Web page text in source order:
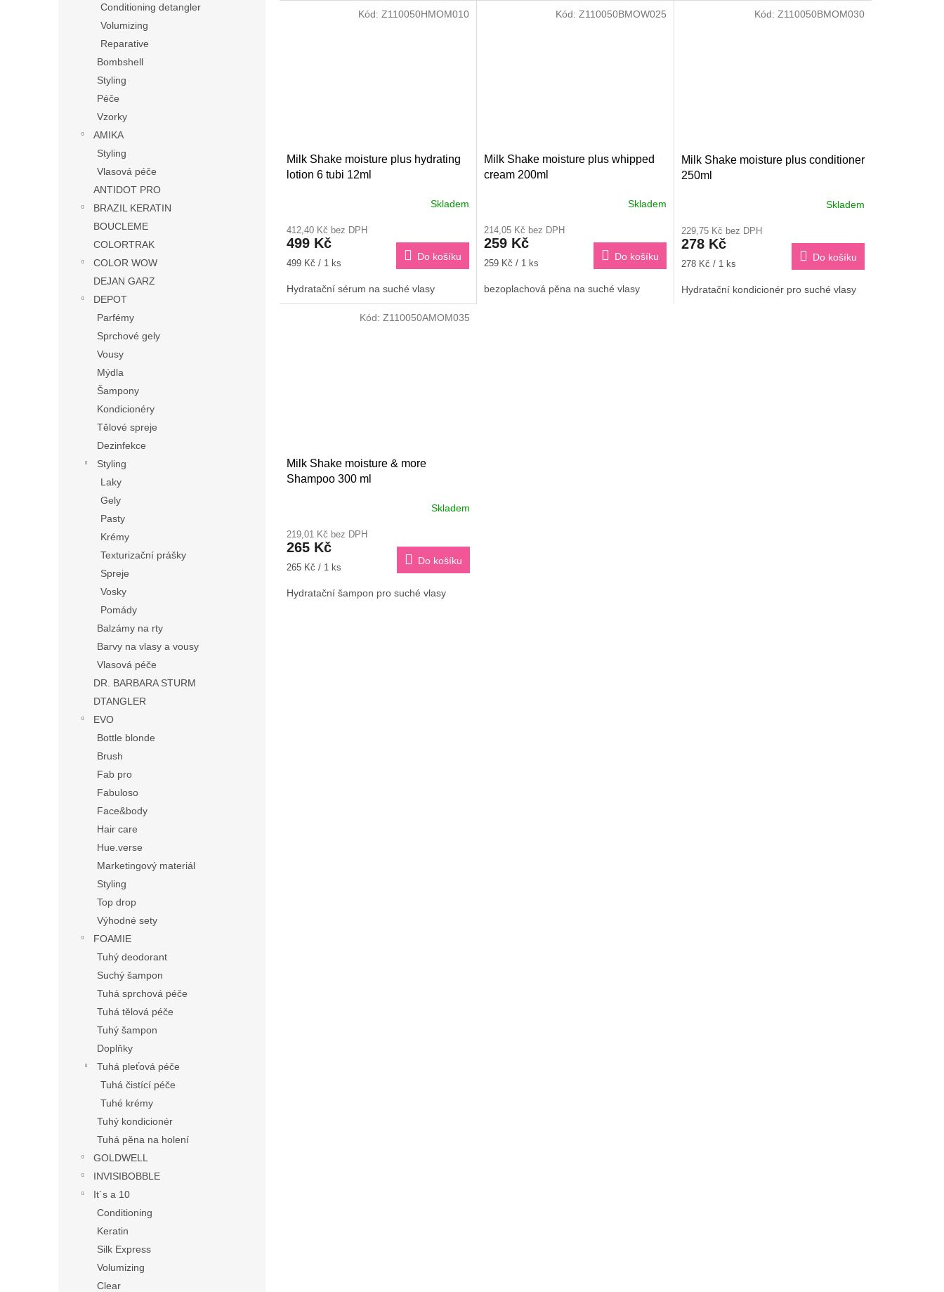
Conditioning detangler
Volumizing
Reparative
Bombshell
Styling
Péče
Vzorky
AMIKA
Styling
Vlasová péče
ANTIDOT PRO
BRAZIL KERATIN
BOUCLEME
COLORTRAK
COLOR WOW
DEJAN GARZ
DEPOT
Parfémy
Sprchové gely
Vousy
Mýdla
Šampony
Kondicionéry
Tělové spreje
Dezinfekce
Styling
Laky
Gely
Pasty
Krémy
Texturizační prášky
Spreje
Vosky
Pomády
Balzámy na rty
Barvy na vlasy a vousy
Vlasová péče
DR. BARBARA STURM
DTANGLER
EVO
Bottle blonde
Brush
Fab pro
Fabuloso
Face&body
Hair care
Hue.verse
Marketingový materiál
Styling
Top drop
Výhodné sety
FOAMIE
Tuhý deodorant
Suchý šampon
Tuhá sprchová péče
Tuhá tělová péče
Tuhý šampon
Doplňky
Tuhá pleťová péče
Tuhá čistící péče
Tuhé krémy
Tuhý kondicionér
Tuhá pěna na holení
GOLDWELL
INVISIBOBBLE
It´s a 10
Conditioning
Keratin
Silk Express
Volumizing
Clear
Milk Shake moisture plus hydrating
lotion 6 tubi 12ml
Skladem
412,40 Kč bez DPH
499 Kč
Měrná
499 Kč / 1 ks
Do košíku
Hydratační sérum na suché vlasy
Kód: Z110050HMOM010
Milk Shake moisture plus whipped
cream 200ml
produktu
je
3,6
5
Skladem
214,05 Kč bez DPH
259 Kč
Měrná
259 Kč / 1 ks
Do košíku
bezoplachová pěna na suché vlasy
Kód: Z110050BMOW025
Milk Shake moisture plus conditioner
250ml
produktu
je
3,6
5
Skladem
229,75 Kč bez DPH
278 Kč
Měrná
278 Kč / 1 ks
Do košíku
Hydratační kondicionér pro suché vlasy
Kód: Z110050BMOM030
Milk Shake moisture & more
Shampoo 300 ml
produktu
je
3,6
5
Skladem
219,01 Kč bez DPH
265 Kč
Měrná
265 Kč / 1 ks
Do košíku
Hydratační šampon pro suché vlasy
Kód: Z110050AMOM035